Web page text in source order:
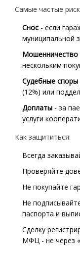
Самые частые
Снос - если
муниципальной
Мошенничество
нескольким
Судебные споры
(12%) или
Доплаты - за
услуги
Как защититься:
Всегда
Проверяйте
Не покупайте
Не
паспорта и
Сделку
МФЦ - не через